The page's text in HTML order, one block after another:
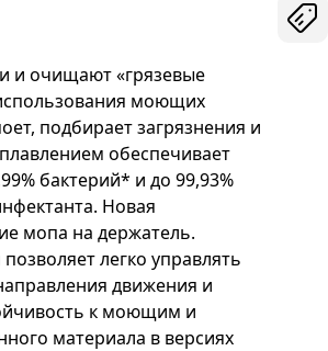
и очищают «грязевые
моющих
подбирает загрязнения и
обеспечивает
бактерий* и до 99,93%
Новая
мопа на держатель.
легко управлять
движения и
к моющим и
материала в версиях